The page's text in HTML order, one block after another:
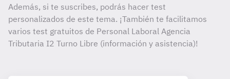
Además, si te suscribes, podrás hacer test
personalizados de este tema. ¡También te facilitamos
varios test gratuitos de Personal Laboral Agencia
Tributaria I2 Turno Libre (información y asistencia)!